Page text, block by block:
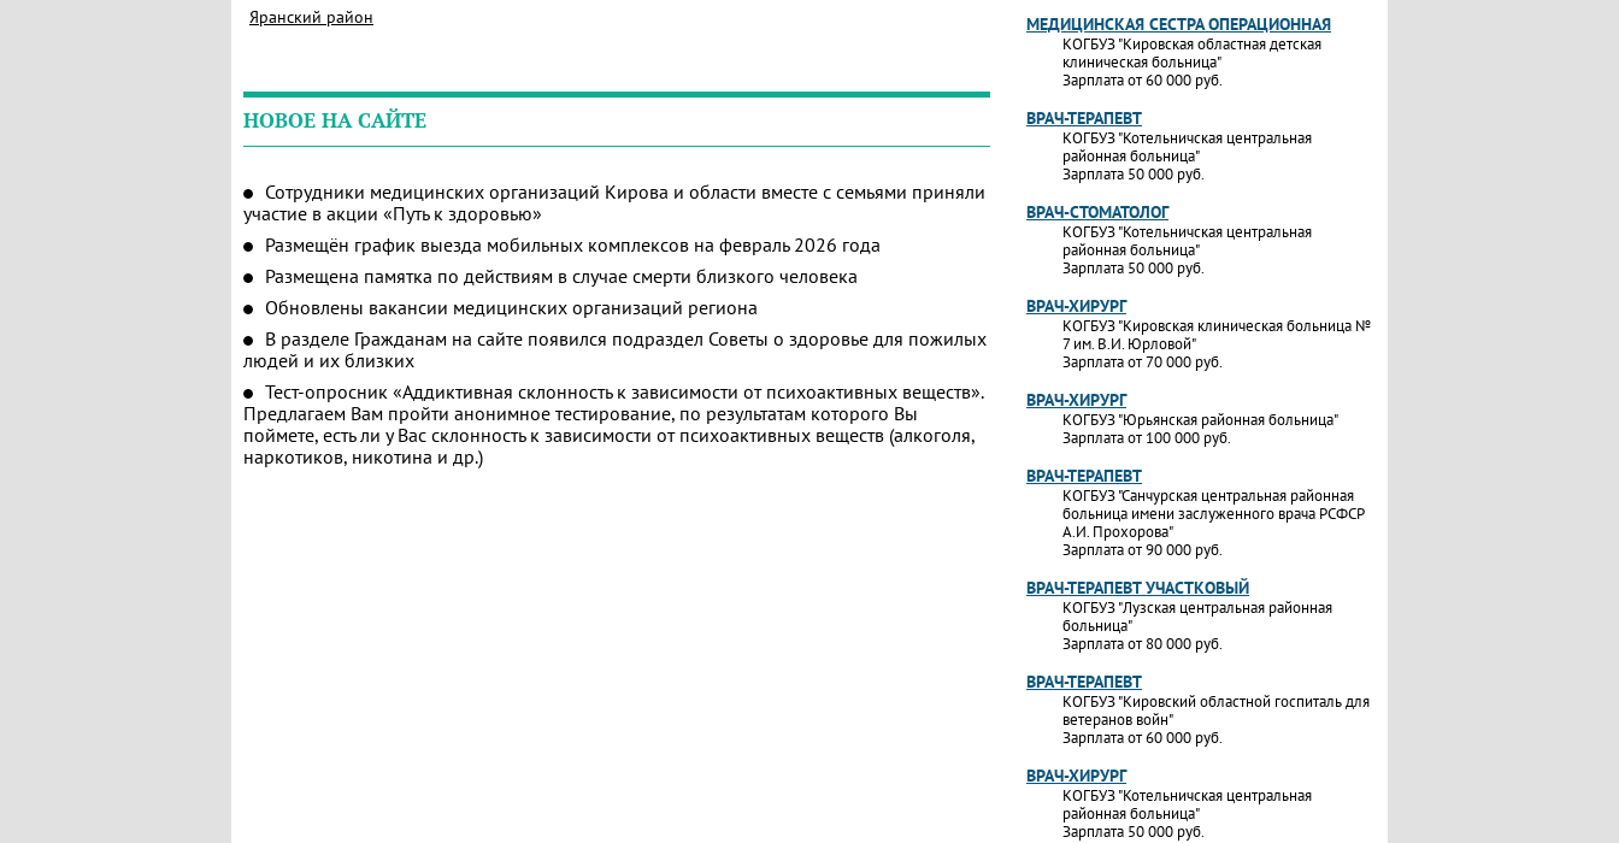
Яранский район
НОВОЕ НА САЙТЕ
Сотрудники медицинских организаций Кирова и области вместе с семьями приняли
участие в акции «Путь к здоровью»
Размещён график выезда мобильных комплексов на февраль 2026 года
Размещена памятка по действиям в случае смерти близкого человека
Обновлены вакансии медицинских организаций региона
В разделе Гражданам на сайте появился подраздел Советы о здоровье для пожилых
людей и их близких
Тест-опросник «Аддиктивная склонность к зависимости от психоактивных веществ».
Предлагаем Вам пройти анонимное тестирование, по результатам которого Вы
поймете, есть ли у Вас склонность к зависимости от психоактивных веществ (алкоголя,
наркотиков, никотина и др.)
МЕДИЦИНСКАЯ СЕСТРА ОПЕРАЦИОННАЯ
КОГБУЗ "Кировская областная детская
клиническая больница"
Зарплата от 60 000 руб.
ВРАЧ-ТЕРАПЕВТ
КОГБУЗ "Котельничская центральная
районная больница"
Зарплата 50 000 руб.
ВРАЧ-СТОМАТОЛОГ
КОГБУЗ "Котельничская центральная
районная больница"
Зарплата 50 000 руб.
ВРАЧ-ХИРУРГ
КОГБУЗ "Кировская клиническая больница №
7 им. В.И. Юрловой"
Зарплата от 70 000 руб.
ВРАЧ-ХИРУРГ
КОГБУЗ "Юрьянская районная больница"
Зарплата от 100 000 руб.
ВРАЧ-ТЕРАПЕВТ
КОГБУЗ "Санчурская центральная районная
больница имени заслуженного врача РСФСР
А.И. Прохорова"
Зарплата от 90 000 руб.
ВРАЧ-ТЕРАПЕВТ УЧАСТКОВЫЙ
КОГБУЗ "Лузская центральная районная
больница"
Зарплата от 80 000 руб.
ВРАЧ-ТЕРАПЕВТ
КОГБУЗ "Кировский областной госпиталь для
ветеранов войн"
Зарплата от 60 000 руб.
ВРАЧ-ХИРУРГ
КОГБУЗ "Котельничская центральная
районная больница"
Зарплата 50 000 руб.